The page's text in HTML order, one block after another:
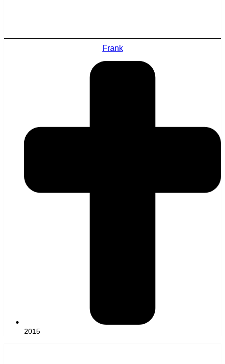
Frank
2015